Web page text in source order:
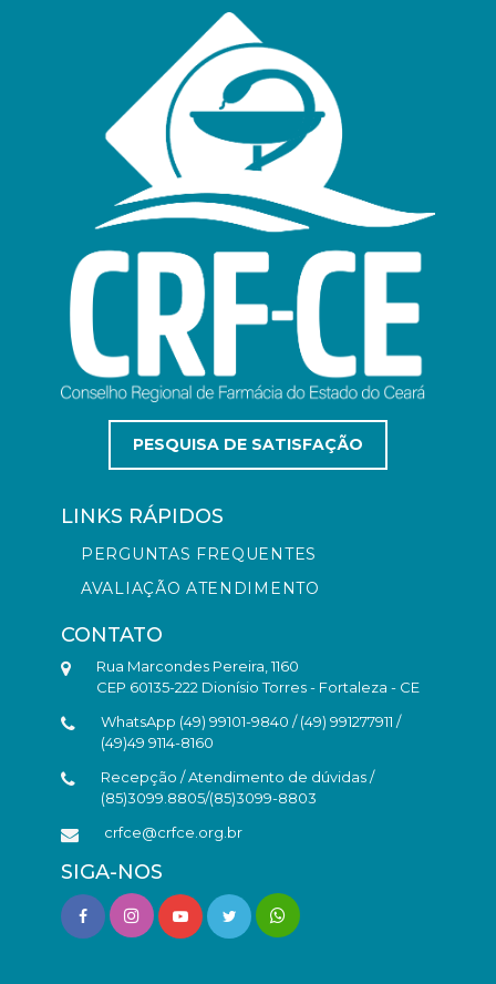
PESQUISA DE SATISFAÇÃO
LINKS RÁPIDOS
PERGUNTAS FREQUENTES
AVALIAÇÃO ATENDIMENTO
CONTATO
Rua Marcondes Pereira, 1160
CEP 60135-222 Dionísio Torres - Fortaleza - CE
WhatsApp (49) 99101-9840 / (49) 991277911 /
(49)49 9114-8160
Recepção / Atendimento de dúvidas /
(85)3099.8805/(85)3099-8803
crfce@crfce.org.br
SIGA-NOS